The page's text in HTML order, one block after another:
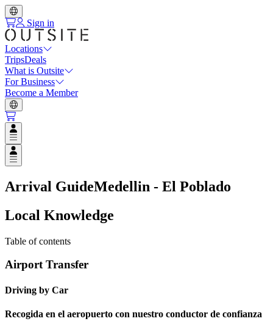
Sign in
Locations
TripsDeals
What is Outsite
For Business
Become a Member
Open user menu
Open user menu
Arrival GuideMedellin - El Poblado
Local Knowledge
Table of contents
Airport Transfer
Driving by Car
Recogida en el aeropuerto con nuestro conductor de confianza